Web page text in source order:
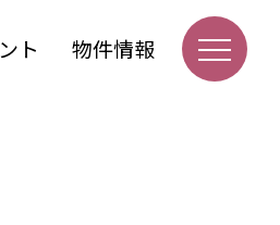
ト 物件情報